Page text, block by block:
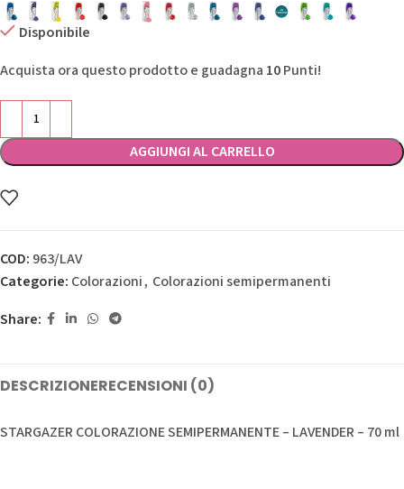
Disponibile
Acquista ora questo prodotto e guadagna 10Punti!
AGGIUNGI AL CARRELLO
COD: 963/LAV
Categorie: Colorazioni, Colorazioni semipermanenti
Share:
DESCRIZIONERECENSIONI (0)
STARGAZER COLORAZIONE SEMIPERMANENTE – LAVENDER – 70 ml